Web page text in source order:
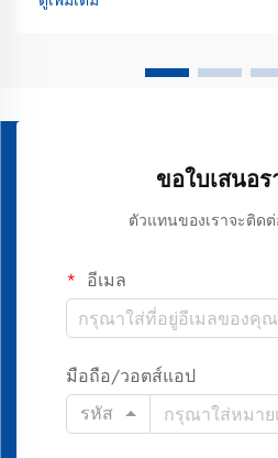
นั้นผสานรวมองค์ความรู้ทางวิทยาศ
ขอใบเสนอ
ตัวแทนของเราจะติด
อีเมล
มือถือ/วอตส์แอป
รหัส